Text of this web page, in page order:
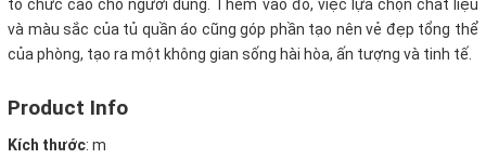
tổ chức cao cho người dùng. Thêm vào đó, việc lựa chọn chất liệu
và màu sắc của tủ quần áo cũng góp phần tạo nên vẻ đẹp tổng thể
của phòng, tạo ra một không gian sống hài hòa, ấn tượng và tinh tế.
Product Info
Kích thước: m